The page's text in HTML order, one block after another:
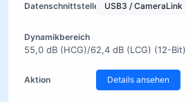
USB3 / CameraLink
55,0 dB (HCG)/62,4 dB (LCG) (12-Bit)
Details ansehen